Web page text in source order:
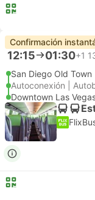
Confirmación
12:15 01:30+1
San Diego Old Town
Autoconexión |
Downtown Las